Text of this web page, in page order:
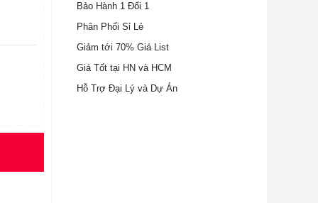
Bảo Hành 1 Đổi 1
Phân Phối Sỉ Lẻ
Giảm tới 70% Giá List
Giá Tốt tại HN và HCM
Hỗ Trợ Đại Lý và Dự Án